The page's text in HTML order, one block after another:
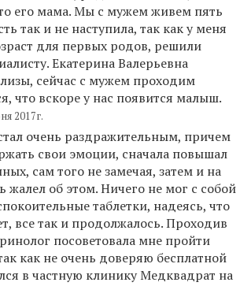
его мама. Мы с мужем живем пять
так и не наступила, так как у меня
для первых родов, решили
Екатерина Валерьевна
сейчас с мужем проходим
что вскоре у нас появится малыш.
2017г.
очень раздражительным, причем
свои эмоции, сначала повышал
сам того не замечая, затем и на
жалел об этом. Ничего не мог с собой
таблетки, надеясь, что
все так и продолжалось. Проходив
посоветовала мне пройти
как не очень доверяю бесплатной
в частную клинику Медквадрат на